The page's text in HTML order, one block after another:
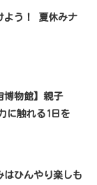
よう！ 夏休みナ
博物館】親子
触れる1日を
はひんやり楽しも